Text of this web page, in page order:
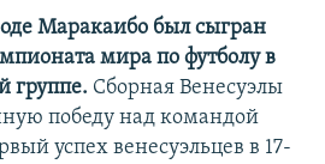
Маракаибо был сыгран
мира по футболу в
группе. Сборная Венесуэлы
победу над командой
успех венесуэльцев в 17-